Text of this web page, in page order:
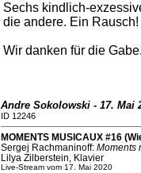
Sechs kindlich-
die andere. Ein Rausch!
Wir danken für die
Andre Sokolowski - 17. Mai
ID 12246
MOMENTS MUSICAUX #16
Sergej Rachmaninoff: Moments
Lilya Zilberstein, Klavier
Live-Stream vom 17. Mai 2020